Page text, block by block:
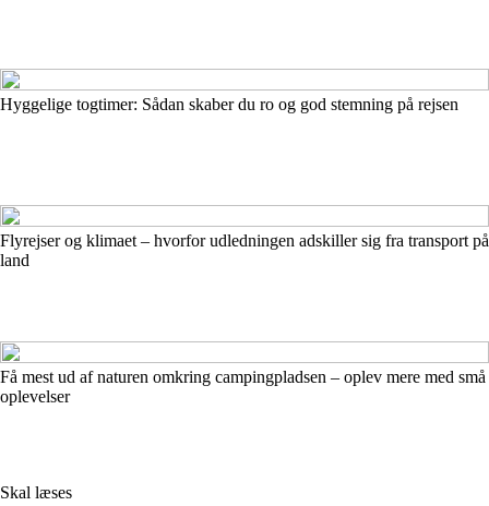
Hyggelige togtimer: Sådan skaber du ro og god stemning på rejsen
Flyrejser og klimaet – hvorfor udledningen adskiller sig fra transport på
land
Få mest ud af naturen omkring campingpladsen – oplev mere med små
oplevelser
Skal læses